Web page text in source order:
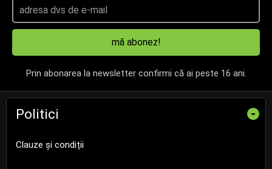
mă abonez!
Prin abonarea la newsletter confirmi că ai peste 16 ani.
Politici -
Clauze și condiții